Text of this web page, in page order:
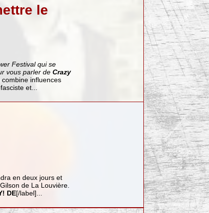
le
Festival qui se
vous parler de Crazy
influences
et...
en deux jours et
de La Louvière.
DE[/label]...